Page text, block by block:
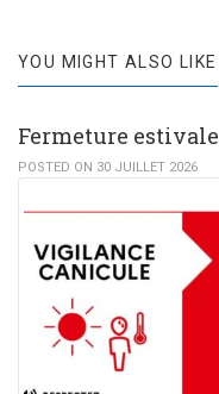
YOU MIGHT ALSO LIKE
Fermeture estivale
POSTED ON 30 JUILLET 2026